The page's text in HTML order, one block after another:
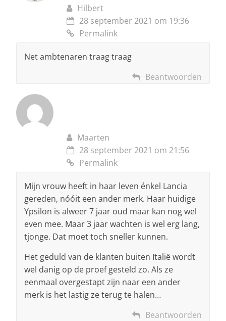
Hilbert
28 september 2021 om 19:36
Permalink
Net ambtenaren traag traag
Beantwoorden
Maarten
28 september 2021 om 21:56
Permalink
Mijn vrouw heeft in haar leven énkel Lancia
gereden, nóóit een ander merk. Haar huidige
Ypsilon is alweer 7 jaar oud maar kan nog wel
even mee. Maar 3 jaar wachten is wel erg lang,
tjonge. Dat moet toch sneller kunnen.
Het geduld van de klanten buiten Italië wordt
wel danig op de proef gesteld zo. Als ze
eenmaal overgestapt zijn naar een ander
merk is het lastig ze terug te halen…
Beantwoorden